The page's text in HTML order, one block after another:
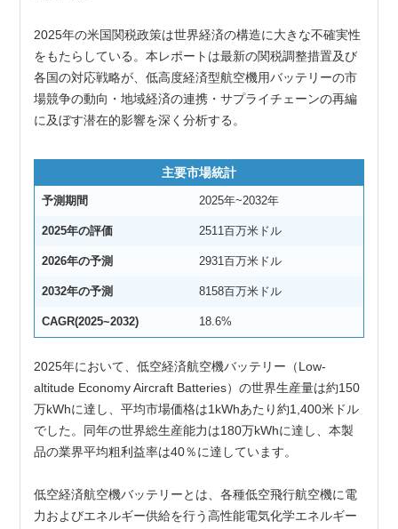
2025年の米国関税政策は世界経済の構造に大きな不確実性
をもたらしている。本レポートは最新の関税調整措置及び
各国の対応戦略が、低高度経済型航空機用バッテリーの市
場競争の動向・地域経済の連携・サプライチェーンの再編
に及ぼす潜在的影響を深く分析する。
主要市場統計
予測期間 2025年~2032年
2025年の評価 2511百万米ドル
2026年の予測 2931百万米ドル
2032年の予測 8158百万米ドル
CAGR(2025~2032) 18.6%
2025年において、低空経済航空機バッテリー（Low-
altitude Economy Aircraft Batteries）の世界生産量は約150
万kWhに達し、平均市場価格は1kWhあたり約1,400米ドル
でした。同年の世界総生産能力は180万kWhに達し、本製
品の業界平均粗利益率は40％に達しています。
低空経済航空機バッテリーとは、各種低空飛行航空機に電
力およびエネルギー供給を行う高性能電気化学エネルギー